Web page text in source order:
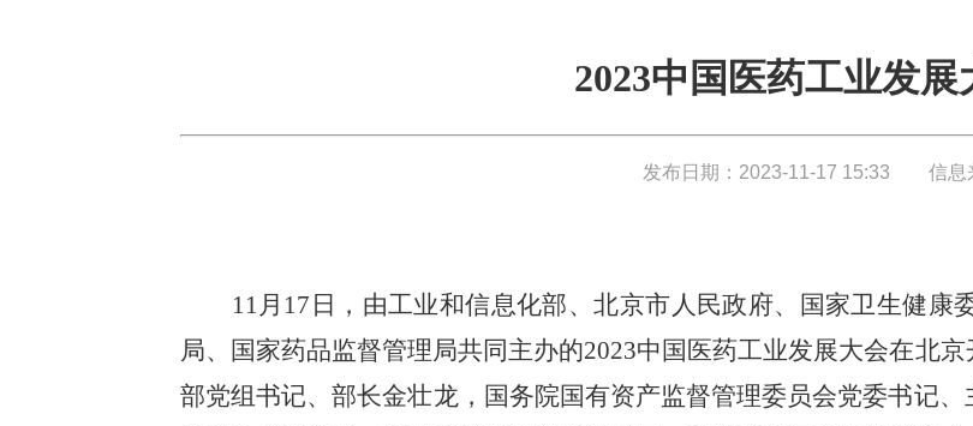
2023中国医药工业发
发布日期：2023-11-17 15:33 信息
11月17日，由工业和信息化部、北京市人民政府、国家卫生健
局、国家药品监督管理局共同主办的2023中国医药工业发展大会在北
部党组书记、部长金壮龙，国务院国有资产监督管理委员会党委书记